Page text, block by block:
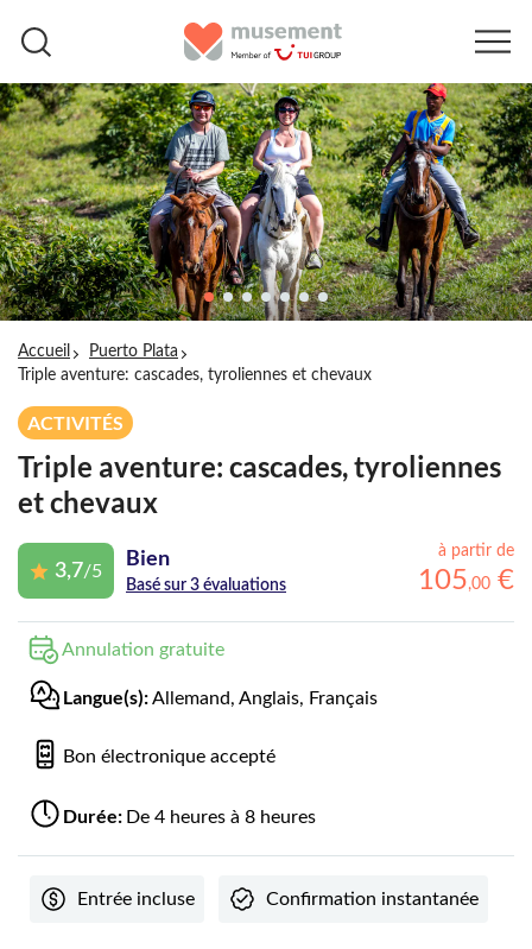
Accueil
Puerto Plata
Triple aventure: cascades, tyroliennes et chevaux
ACTIVITÉS
Triple aventure: cascades, tyroliennes
et chevaux
3,7/5
Bien
Basé sur 3 évaluations
à partir de
105,00 €
Annulation gratuite
Langue(s):Allemand, Anglais, Français
Bon électronique accepté
Durée: De 4 heures à 8 heures
Entrée incluse Confirmation instantanée